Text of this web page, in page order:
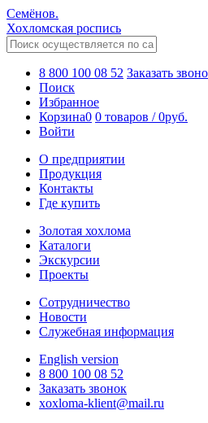
Семёнов.
Хохломская роспись
8 800 100 08 52 Заказать
Поиск
Избранное
Корзина0 0 товаров /0руб.
Войти
О предприятии
Продукция
Контакты
Где купить
Золотая хохлома
Каталоги
Экскурсии
Проекты
Сотрудничество
Новости
Служебная информация
English version
8 800 100 08 52
Заказать звонок
xoxloma-klient@mail.ru